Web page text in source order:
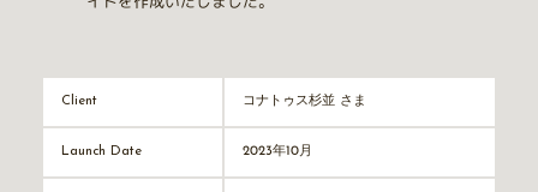
Client コナトゥス杉並 さま
Launch Date 2023年10月